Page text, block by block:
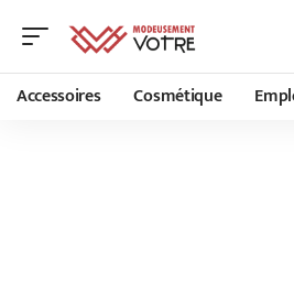
Accessoires Cosmétique